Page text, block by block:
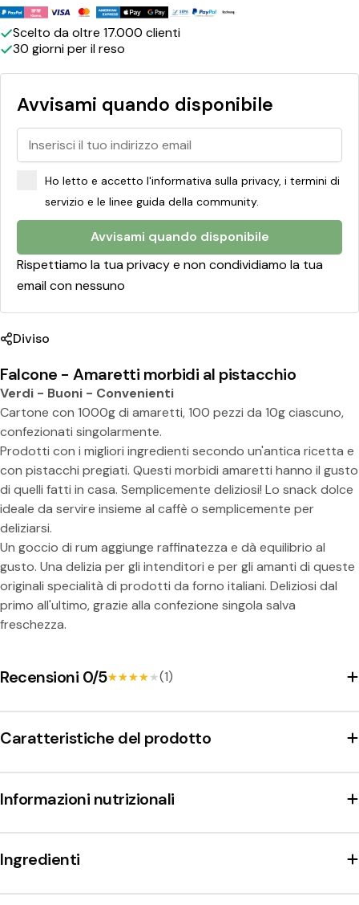
P
i
s
Metodi
di
pagamento
Scelto da oltre 17.000 clienti
30 giorni per il reso
Avvisami quando disponibile
Ho letto e accetto l'informativa sulla privacy, i termini di
servizio e le linee guida della community.
Avvisami quando disponibile
Rispettiamo la tua privacy e non condividiamo la tua
email con nessuno
Diviso
Condividi questo prodotto
Diviso:
Copia
Falcone - Amaretti morbidi al pistacchio
Verdi - Buoni - Convenienti
Cartone con 1000g di amaretti, 100 pezzi da 10g ciascuno,
confezionati singolarmente.
Prodotti con i migliori ingredienti secondo un'antica ricetta e
con pistacchi pregiati. Questi morbidi amaretti hanno il gusto
di quelli fatti in casa. Semplicemente deliziosi! Lo snack dolce
ideale da servire insieme al caffè o semplicemente per
deliziarsi.
Un goccio di rum aggiunge raffinatezza e dà equilibrio al
gusto. Una delizia per gli intenditori e per gli amanti di queste
originali specialità di prodotti da forno italiani. Deliziosi dal
primo all'ultimo, grazie alla confezione singola salva
freschezza.
Recensioni 0/5★★★★★
★★★★★(1)
Caratteristiche del prodotto
Informazioni nutrizionali
Ingredienti